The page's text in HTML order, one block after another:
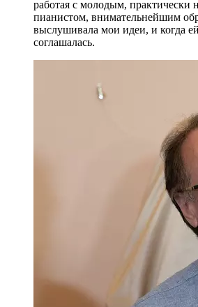
работая с молодым,
пианистом, внимательнейшим
выслушивала мои идеи, и когда
соглашалась.